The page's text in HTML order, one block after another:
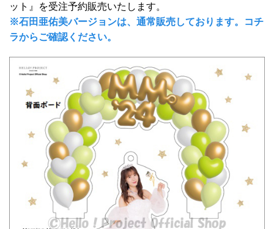
ット』を受注予約販売いたします。
※石田亜佑美バージョンは、通常販売しております。コチ
ラからご確認ください。